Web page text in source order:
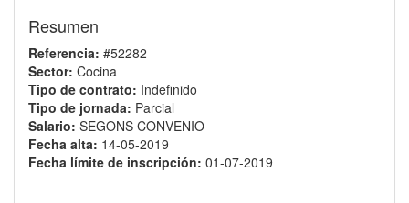
Resumen
Referencia: #52282
Sector: Cocina
Tipo de contrato: Indefinido
Tipo de jornada: Parcial
Salario: SEGONS CONVENIO
Fecha alta: 14-05-2019
Fecha límite de inscripción: 01-07-2019